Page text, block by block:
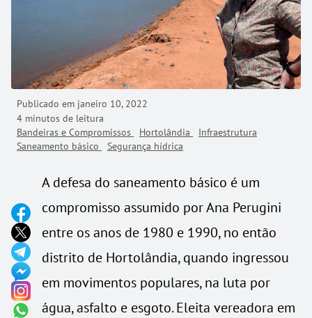
Publicado em janeiro 10, 2022
4 minutos de leitura
Bandeiras e Compromissos
Hortolândia
Infraestrutura
Saneamento básico
Segurança hídrica
A defesa do saneamento básico é um
compromisso assumido por Ana Perugini
entre os anos de 1980 e 1990, no então
distrito de Hortolândia, quando ingressou
em movimentos populares, na luta por
água, asfalto e esgoto. Eleita vereadora em